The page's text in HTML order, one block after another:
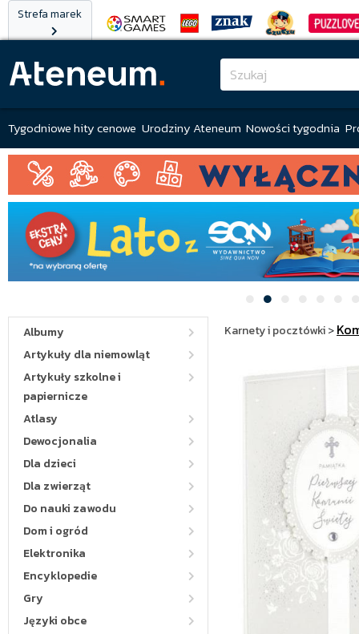
Strefa marek
Tygodniowe hity cenowe Urodziny Ateneum Nowości tygodnia
Albumy
Artykuły dla niemowląt
Artykuły szkolne i
papiernicze
Atlasy
Dewocjonalia
Dla dzieci
Dla zwierząt
Do nauki zawodu
Dom i ogród
Elektronika
Encyklopedie
Gry
Języki obce
Karnety i pocztówki>